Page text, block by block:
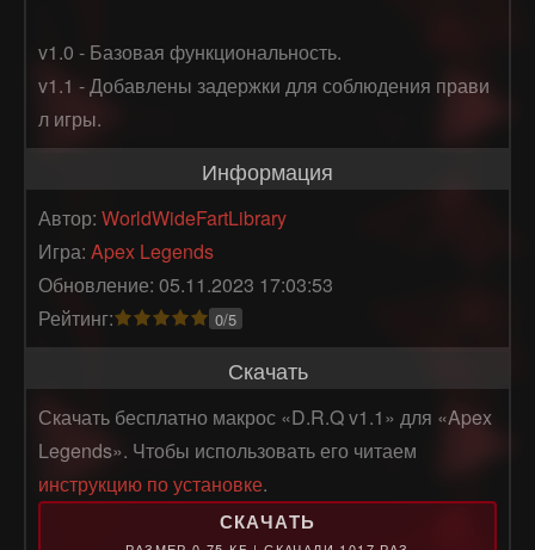
v1.0 - Базовая функциональность.
v1.1 - Добавлены задержки для соблюдения прави
л игры.
Информация
Автор: WorldWideFartLibrary
Игра: Apex Legends
Обновление: 05.11.2023 17:03:53
Рейтинг:
0/5
Скачать
Скачать бесплатно макрос «D.R.Q v1.1» для «Apex
Legends». Чтобы использовать его читаем
инструкцию по установке.
СКАЧАТЬ